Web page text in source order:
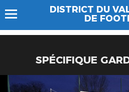
DISTRICT DU
DE
SPÉCIFIQUE